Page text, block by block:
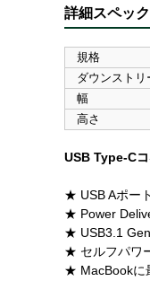
詳細スペック
規格
ダウンスト
幅
高さ
USB Type-C
★ USB Aポー
★ Power
★ USB3.1
★ セルフパワ
★ MacBookに